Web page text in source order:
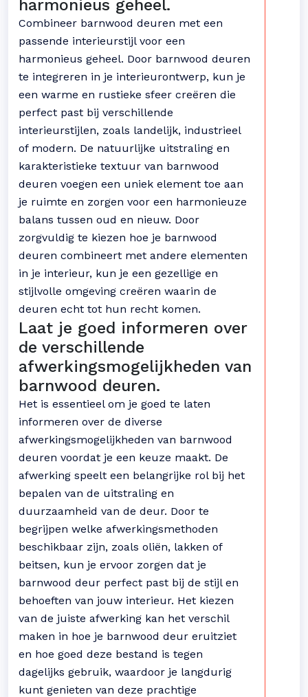
harmonieus geheel.
Combineer barnwood deuren met een
passende interieurstijl voor een
harmonieus geheel. Door barnwood deuren
te integreren in je interieurontwerp, kun je
een warme en rustieke sfeer creëren die
perfect past bij verschillende
interieurstijlen, zoals landelijk, industrieel
of modern. De natuurlijke uitstraling en
karakteristieke textuur van barnwood
deuren voegen een uniek element toe aan
je ruimte en zorgen voor een harmonieuze
balans tussen oud en nieuw. Door
zorgvuldig te kiezen hoe je barnwood
deuren combineert met andere elementen
in je interieur, kun je een gezellige en
stijlvolle omgeving creëren waarin de
deuren echt tot hun recht komen.
Laat je goed informeren over
de verschillende
afwerkingsmogelijkheden van
barnwood deuren.
Het is essentieel om je goed te laten
informeren over de diverse
afwerkingsmogelijkheden van barnwood
deuren voordat je een keuze maakt. De
afwerking speelt een belangrijke rol bij het
bepalen van de uitstraling en
duurzaamheid van de deur. Door te
begrijpen welke afwerkingsmethoden
beschikbaar zijn, zoals oliën, lakken of
beitsen, kun je ervoor zorgen dat je
barnwood deur perfect past bij de stijl en
behoeften van jouw interieur. Het kiezen
van de juiste afwerking kan het verschil
maken in hoe je barnwood deur eruitziet
en hoe goed deze bestand is tegen
dagelijks gebruik, waardoor je langdurig
kunt genieten van deze prachtige